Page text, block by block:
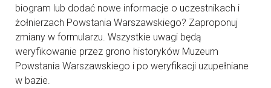
biogram lub dodać nowe informacje o uczestnikach i
żołnierzach Powstania Warszawskiego? Zaproponuj
zmiany w formularzu. Wszystkie uwagi będą
weryfikowanie przez grono historyków Muzeum
Powstania Warszawskiego i po weryfikacji uzupełniane
w bazie.